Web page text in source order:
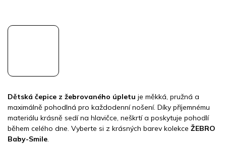
Dětská čepice z žebrovaného úpletu je měkká, pružná a
maximálně pohodlná pro každodenní nošení. Díky příjemnému
materiálu krásně sedí na hlavičce, neškrtí a poskytuje pohodlí
během celého dne. Vyberte si z krásných barev kolekce ŽEBRO
Baby-Smile